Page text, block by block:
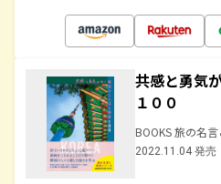
共感と勇気
１００
BOOKS 旅の名
2022.11.04 発売